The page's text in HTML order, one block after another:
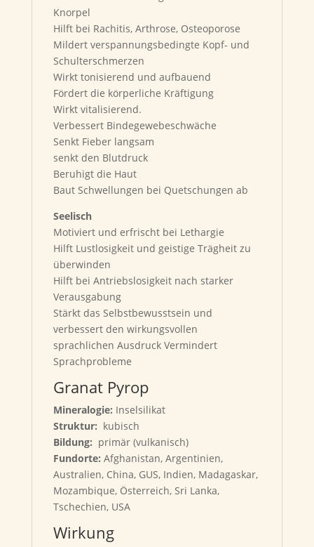
Knorpel
Hilft bei Rachitis, Arthrose, Osteoporose
Mildert verspannungsbedingte Kopf- und
Schulterschmerzen
Wirkt tonisierend und aufbauend
Fördert die körperliche Kräftigung
Wirkt vitalisierend.
Verbessert Bindegewebeschwäche
Senkt Fieber langsam
senkt den Blutdruck
Beruhigt die Haut
Baut Schwellungen bei Quetschungen ab
Seelisch
Motiviert und erfrischt bei Lethargie
Hilft Lustlosigkeit und geistige Trägheit zu
überwinden
Hilft bei Antriebslosigkeit nach starker
Verausgabung
Stärkt das Selbstbewusstsein und
verbessert den wirkungsvollen
sprachlichen Ausdruck Vermindert
Sprachprobleme
Granat Pyrop
Mineralogie: Inselsilikat
Struktur: kubisch
Bildung: primär (vulkanisch)
Fundorte: Afghanistan, Argentinien,
Australien, China, GUS, Indien, Madagaskar,
Mozambique, Österreich, Sri Lanka,
Tschechien, USA
Wirkung